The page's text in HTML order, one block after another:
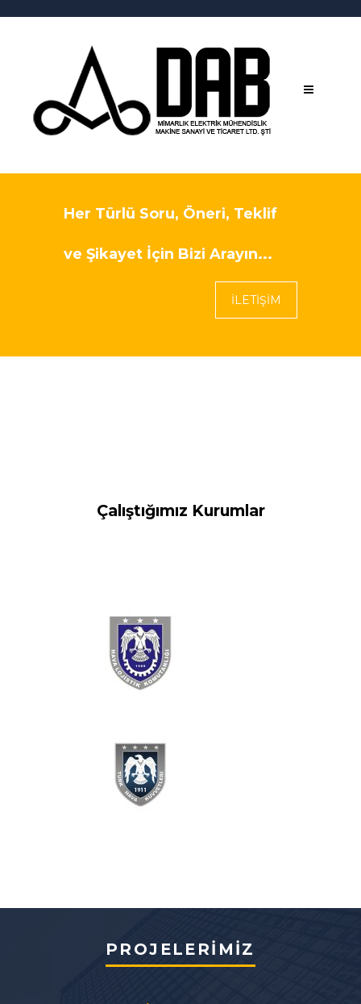
Her Türlü Soru, Öneri, Teklif
ve Şikayet İçin Bizi Arayın...
İLETİŞİM
Çalıştığımız Kurumlar
PROJELERIMIZ